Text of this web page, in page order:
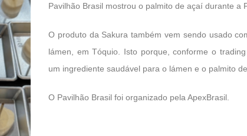
Pavilhão Brasil mostrou o palmito de açaí durante a
O produto da Sakura também vem sendo usado
lámen, em Tóquio. Isto porque, conforme o
um ingrediente saudável para o lámen e o palmito
O Pavilhão Brasil foi organizado pela ApexBrasil.